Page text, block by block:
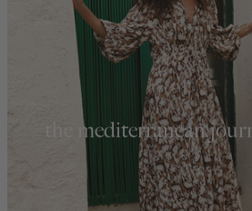
the mediterranean